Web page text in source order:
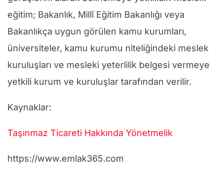
eğitim; Bakanlık, Millî Eğitim Bakanlığı veya
Bakanlıkça uygun görülen kamu kurumları,
üniversiteler, kamu kurumu niteliğindeki meslek
kuruluşları ve mesleki yeterlilik belgesi vermeye
yetkili kurum ve kuruluşlar tarafından verilir.
Kaynaklar:
Taşınmaz Ticareti Hakkında Yönetmelik
https://www.emlak365.com